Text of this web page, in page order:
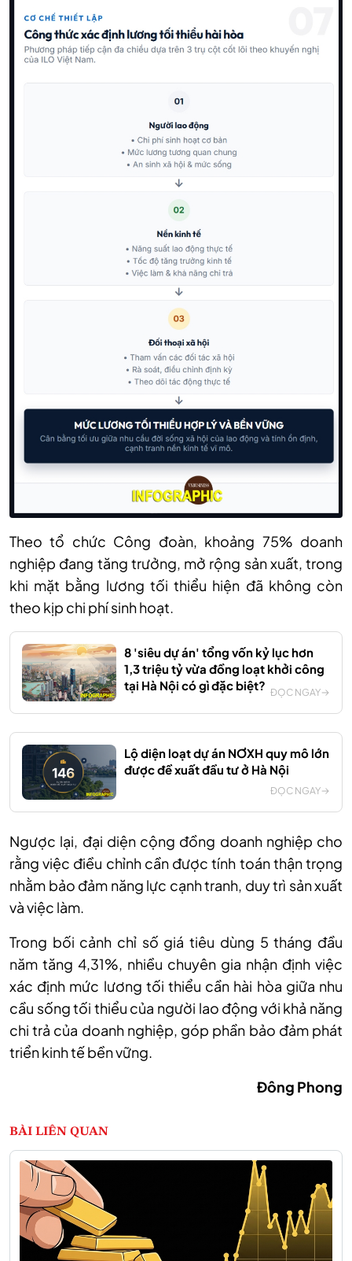
Theo tổ chức Công đoàn, khoảng 75% doanh
nghiệp đang tăng trưởng, mở rộng sản xuất, trong
khi mặt bằng lương tối thiểu hiện đã không còn
theo kịp chi phí sinh hoạt.
8 'siêu dự án' tổng vốn kỷ lục hơn
1,3 triệu tỷ vừa đồng loạt khởi công
tại Hà Nội có gì đặc biệt? ĐỌC NGAY
Lộ diện loạt dự án NƠXH quy mô lớn
được đề xuất đầu tư ở Hà Nội
ĐỌC NGAY
Ngược lại, đại diện cộng đồng doanh nghiệp cho
rằng việc điều chỉnh cần được tính toán thận trọng
nhằm bảo đảm năng lực cạnh tranh, duy trì sản xuất
và việc làm.
Trong bối cảnh chỉ số giá tiêu dùng 5 tháng đầu
năm tăng 4,31%, nhiều chuyên gia nhận định việc
xác định mức lương tối thiểu cần hài hòa giữa nhu
cầu sống tối thiểu của người lao động với khả năng
chi trả của doanh nghiệp, góp phần bảo đảm phát
triển kinh tế bền vững.
Đông Phong
BÀI LIÊN QUAN